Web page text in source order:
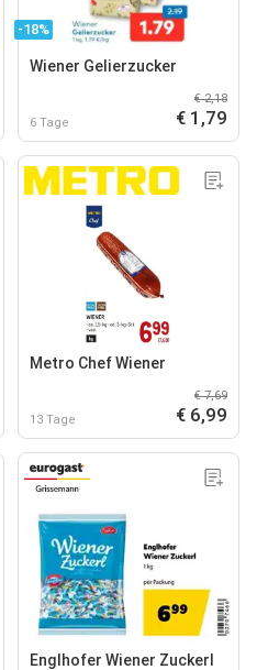
-18%
Wiener Gelierzucker
6 Tage
€ 2,18
€ 1,79
Metro Chef Wiener
13 Tage
€ 7,69
€ 6,99
Englhofer Wiener Zuckerl